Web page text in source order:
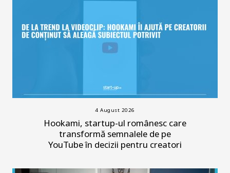
4 August 2026
Hookami, startup-ul românesc care
transformă semnalele de pe
YouTube în decizii pentru creatori